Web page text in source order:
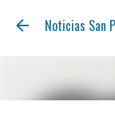
Noticias San